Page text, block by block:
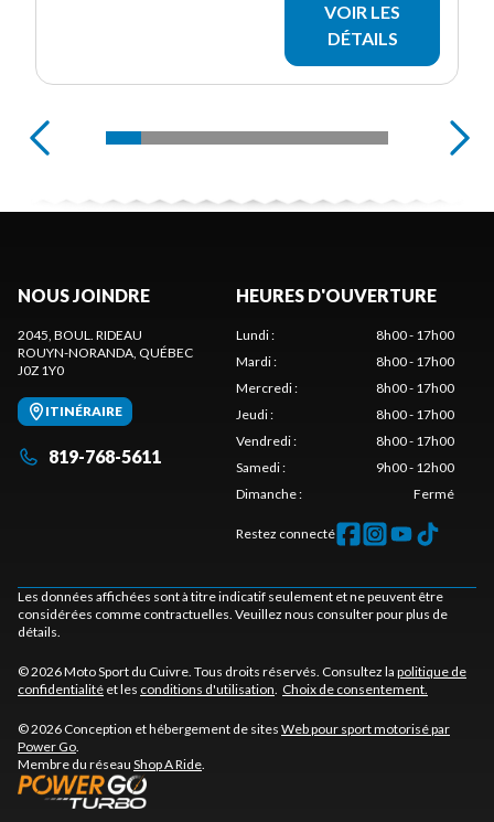
VOIR LES
DÉTAILS
NOUS JOINDRE
2045, BOUL. RIDEAU
ROUYN-NORANDA , QUÉBEC
J0Z 1Y0
ITINÉRAIRE
819-768-5611
HEURES D'OUVERTURE
Lundi:
8h00 - 17h00
Mardi:
8h00 - 17h00
Mercredi:
8h00 - 17h00
Jeudi:
8h00 - 17h00
Vendredi:
8h00 - 17h00
Samedi:
9h00 - 12h00
Dimanche: Fermé
Restez connecté
Les données affichées sont à titre indicatif seulement et ne peuvent être
considérées comme contractuelles. Veuillez nous consulter pour plus de
détails.
© 2026 Moto Sport du Cuivre. Tous droits réservés. Consultez la politique de
confidentialité et les conditions d'utilisation Choix de consentement.
© 2026 Conception et hébergement de sites Web pour sport motorisé par
Power Go
Membre du réseau Shop A Ride